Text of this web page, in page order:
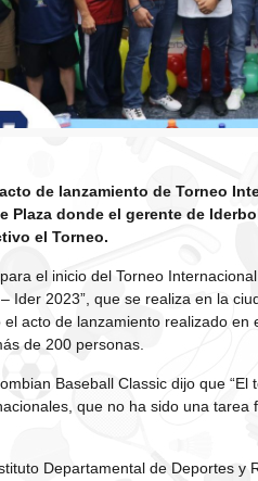
de lanzamiento de Torneo
Plaza donde el gerente de
el Torneo.
el inicio del Torneo
Ider 2023”, que se realiza en la
acto de lanzamiento realizado
de 200 personas.
Baseball Classic dijo que
que no ha sido una
Departamental de Deportes y